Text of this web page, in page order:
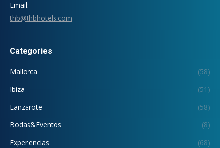
Email:
thb@thbhotels.com
Categories
Mallorca
(58)
Ibiza
(51)
Lanzarote
(58)
Bodas&Eventos
(8)
Experiencias
(68)